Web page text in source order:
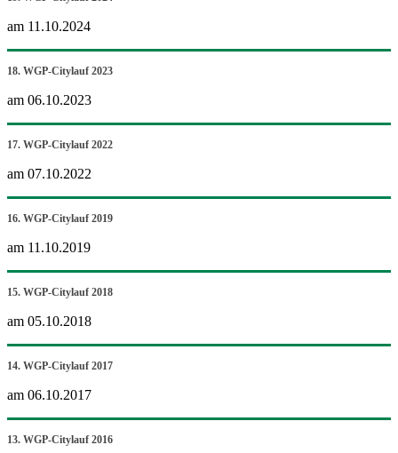
am 11.10.2024
18. WGP-Citylauf 2023
am 06.10.2023
17. WGP-Citylauf 2022
am 07.10.2022
16. WGP-Citylauf 2019
am 11.10.2019
15. WGP-Citylauf 2018
am 05.10.2018
14. WGP-Citylauf 2017
am 06.10.2017
13. WGP-Citylauf 2016